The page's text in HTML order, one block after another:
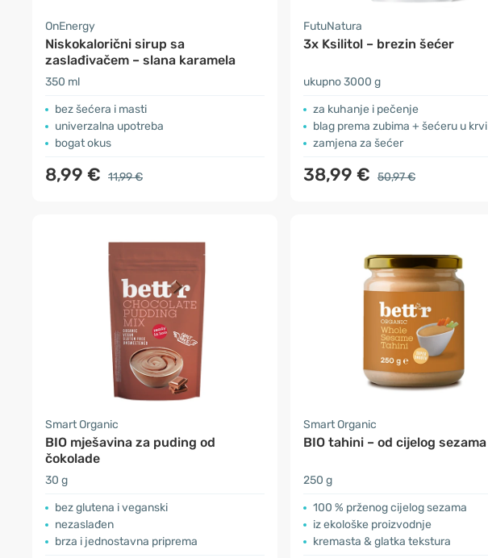
OnEnergy
Niskokalorični sirup sa
zaslađivačem – slana karamela
350 ml
bez šećera i masti
univerzalna upotreba
bogat okus
8,99 € 11,99 €
FutuNatura
3x Ksilitol – brezin šećer
ukupno 3000 g
za kuhanje i pečenje
blag prema zubima + šećeru u krvi
zamjena za šećer
38,99 € 50,97 €
Smart Organic
BIO mješavina za puding od
čokolade
30 g
bez glutena i veganski
nezaslađen
brza i jednostavna priprema
Smart Organic
BIO tahini – od cijelog sezama
250 g
100 % prženog cijelog sezama
iz ekološke proizvodnje
kremasta & glatka tekstura